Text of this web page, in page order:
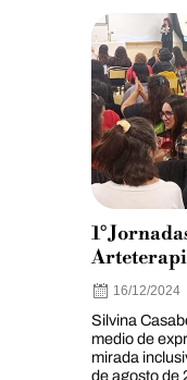
1°
16/12/2024
Silvina
medio de
mirada
de agosto de